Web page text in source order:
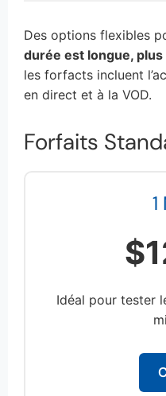
Des options flexibles
durée est longue,
les forfacts incluent
en direct et à la VOD.
Forfaits
Idéal pour tester